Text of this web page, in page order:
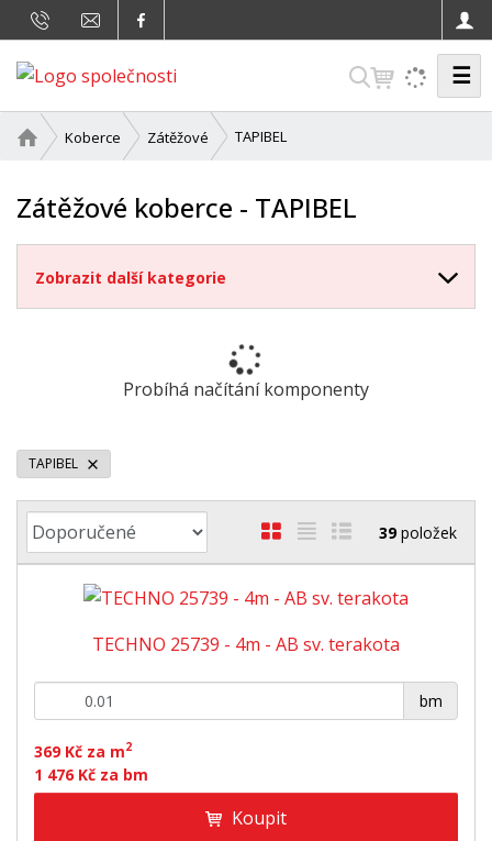
V
a
☰
v
d
s
t
Koberce Zátěžové TAPIBEL
Zátěžové koberce - TAPIBEL
Zobrazit další kategorie
Probíhá načítání komponenty
TAPIBEL
b
r
z
k
v
ý
a
l
k
v
á
o
v
p
39položek
TECHNO 25739 - 4m - AB sv. terakota
369 Kč za m2
1 476 Kč za bm
bm
+-
Koupit